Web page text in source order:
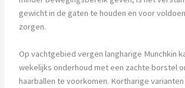
gewicht in de gaten te houden en voor
zorgen.
Op vachtgebied vergen langharige Munchkin
wekelijks onderhoud met een zachte borstel
haarballen te voorkomen. Kortharige